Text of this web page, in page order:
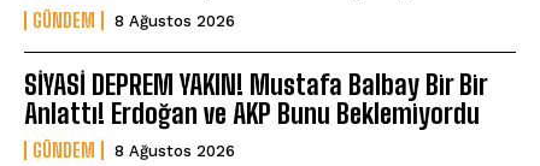
GÜNDEM 8 Ağustos 2026
SİYASİ DEPREM YAKIN! Mustafa Balbay Bir Bir
Anlattı! Erdoğan ve AKP Bunu Beklemiyordu
GÜNDEM 8 Ağustos 2026